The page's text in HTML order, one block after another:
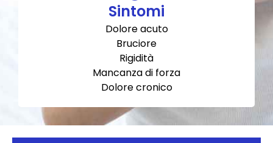
Sintomi
Dolore acuto
Bruciore
Rigidità
Mancanza di forza
Dolore cronico